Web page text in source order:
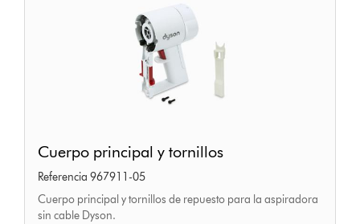
principal
y
tornillos
Cuerpo principal y tornillos
Referencia 967911-05
Cuerpo principal y tornillos de repuesto para la aspiradora
sin cable Dyson.